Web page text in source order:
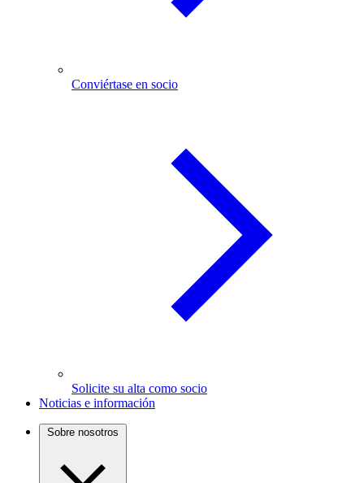
Conviértase en socio
Solicite su alta como socio
Noticias e información
Sobre nosotros